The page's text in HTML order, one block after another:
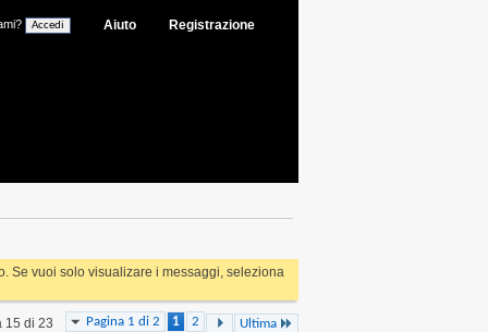
Registrazione
Aiuto
Se vuoi solo visualizare i messaggi, seleziona
Pagina 1 di 2 1 2 Ultima
15 di 23